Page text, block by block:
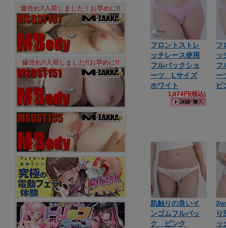
フロントストレ
ッチレース使用
フルバックショ
ーツ Lサイズ
ホワイト
1,674円(税込)
フ
ッ
フ
ー
ピ
肌触りの良いイ
ンゴムフルバッ
ク ピンク
り
ッ
爆売れ!!入荷しました！お早めに!!
爆売れ!!入荷しました!!お早めに!!